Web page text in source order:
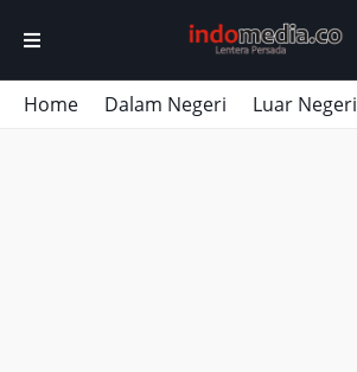
Home Dalam Negeri Luar Negeri